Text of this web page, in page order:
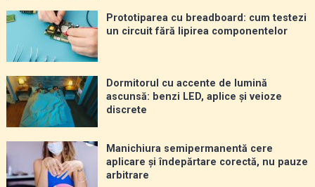
Prototiparea cu breadboard: cum testezi
un circuit fără lipirea componentelor
Dormitorul cu accente de lumină
ascunsă: benzi LED, aplice și veioze
discrete
Manichiura semipermanentă cere
aplicare și îndepărtare corectă, nu pauze
arbitrare